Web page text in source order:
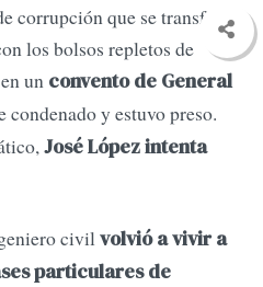
corrupción que se transformó
los bolsos repletos de
un convento de General
condenado y estuvo preso.
José López intenta
civilvolvió a vivir a
particulares de